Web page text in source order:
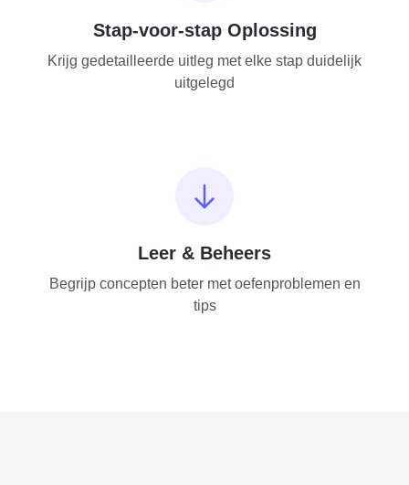
Stap-voor-stap Oplossing
Krijg gedetailleerde uitleg met elke stap duidelijk
uitgelegd
Leer & Beheers
Begrijp concepten beter met oefenproblemen en
tips